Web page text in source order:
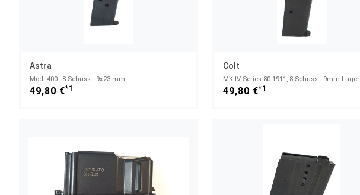
Astra
Mod. 400 , 8 Schuss - 9x23 mm
49,80 €*1
Colt
MK IV Series 80 1911, 8 Schuss - 9mm Luger
49,80 €*1